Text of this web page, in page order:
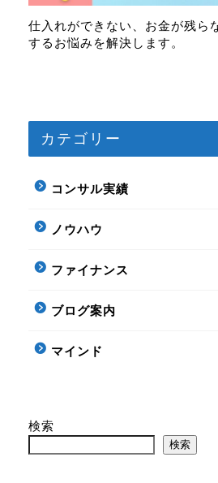
仕入れができない、お金が残ら
するお悩みを解決します。
カテゴリー
コンサル実績
ノウハウ
ファイナンス
ブログ案内
マインド
検索
検索